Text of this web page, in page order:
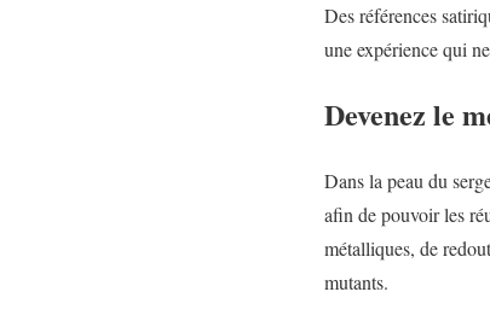
Des références
une expérience qui
Devenez le
Dans la peau du
afin de pouvoir les
métalliques, de
mutants.